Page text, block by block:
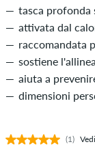
tasca profonda
attivata dal
raccomandata
sostiene
aiuta a
dimensioni
(1)